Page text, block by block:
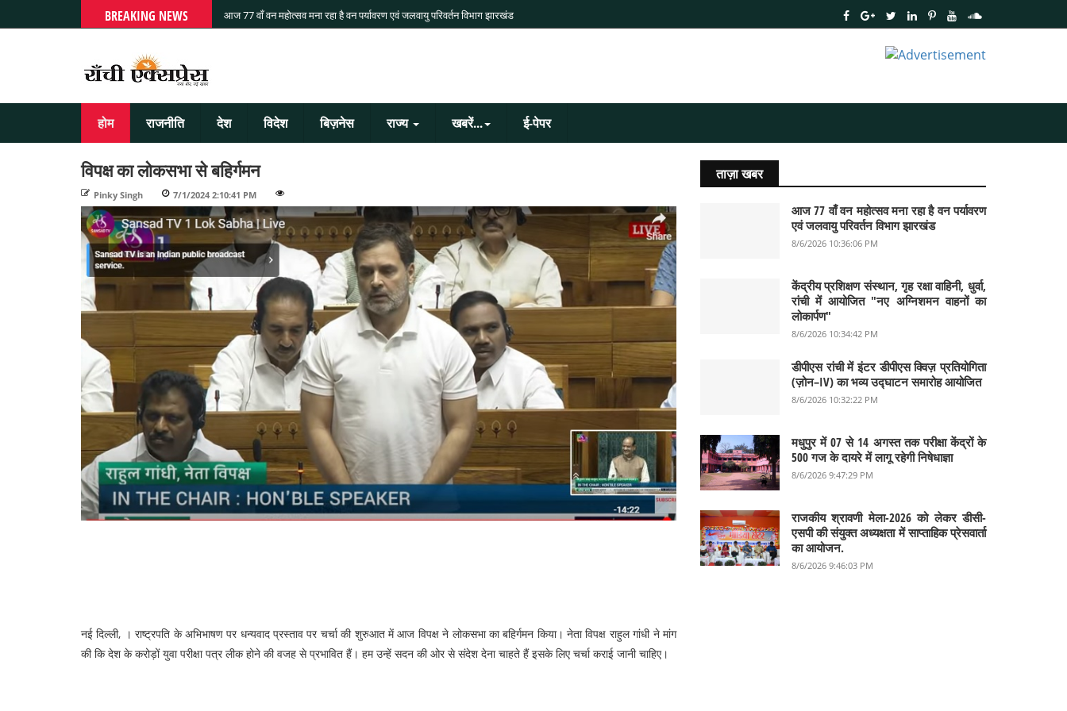
BREAKING NEWS आज 77 वाँ वन महोत्सव मना रहा है वन पर्यावरण एवं जलवायु परिवर्तन विभाग झारखंड
होम राजनीति देश विदेश बिज़नेस राज्य खबरें... ई-पेपर
विपक्ष का लोकसभा से बहिर्गमन
Pinky Singh 7/1/2024 2:10:41 PM
नई दिल्ली, । राष्ट्रपति के अभिभाषण पर धन्यवाद प्रस्ताव पर चर्चा की शुरुआत में आज विपक्ष ने लोकसभा का बहिर्गमन किया। नेता विपक्ष राहुल गांधी ने मांग
की कि देश के करोड़ों युवा परीक्षा पत्र लीक होने की वजह से प्रभावित हैं। हम उन्हें सदन की ओर से संदेश देना चाहते हैं इसके लिए चर्चा कराई जानी चाहिए।
ताज़ा खबर
आज 77 वाँ वन महोत्सव मना रहा है वन पर्यावरण
एवं जलवायु परिवर्तन विभाग झारखंड
8/6/2026 10:36:06 PM
केंद्रीय प्रशिक्षण संस्थान, गृह रक्षा वाहिनी, धुर्वा,
रांची में आयोजित "नए अग्निशमन वाहनों का
लोकार्पण"
8/6/2026 10:34:42 PM
डीपीएस रांची में इंटर डीपीएस क्विज़ प्रतियोगिता
(ज़ोन–IV) का भव्य उद्घाटन समारोह आयोजित
8/6/2026 10:32:22 PM
मधुपुर में 07 से 14 अगस्त तक परीक्षा केंद्रों के
500 गज के दायरे में लागू रहेगी निषेधाज्ञा
8/6/2026 9:47:29 PM
राजकीय श्रावणी मेला-2026 को लेकर डीसी-
एसपी की संयुक्त अध्यक्षता में साप्ताहिक प्रेसवार्ता
का आयोजन.
8/6/2026 9:46:03 PM